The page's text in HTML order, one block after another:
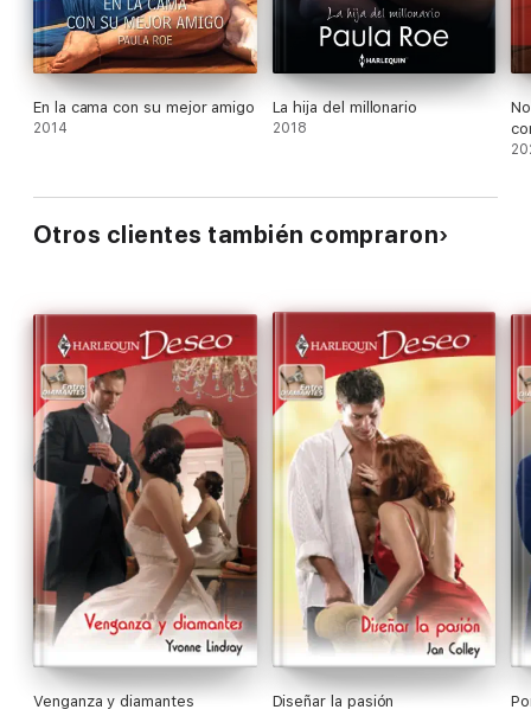
En la cama con su mejor amigo
2014
La hija del millonario
2018
Otros clientes también compraron
Venganza y diamantes Diseñar la pasión